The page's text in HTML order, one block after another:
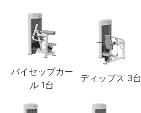
バイセップカー
ル 1台
ディップス 3台